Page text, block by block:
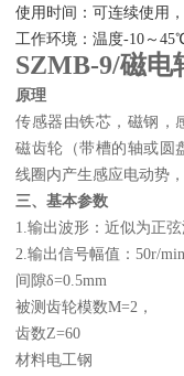
使用时间：可连续使用
工作环境：温度-10～
SZMB-9/磁电
原理
传感器由铁芯，磁钢，
磁齿轮（带槽的轴或圆
线圈内产生感应电动势
三、基本参数
1.输出波形：近似为正弦
2.输出信号幅值：50r/
间隙δ=0.5mm
被测齿轮模数M=2，
齿数Z=60
材料电工钢